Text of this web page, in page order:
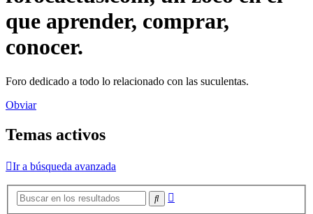
que aprender, comprar,
conocer.
Foro dedicado a todo lo relacionado con las suculentas.
Obviar
Temas activos
Ir a búsqueda avanzada
Buscar